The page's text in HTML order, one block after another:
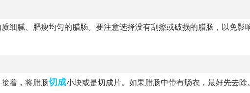
细腻、肥瘦均匀的腊肠。要注意选择没有刮擦或破损的腊肠，以免影
着，将腊肠切成小块或是切成片。如果腊肠中带有肠衣，最好先去除。